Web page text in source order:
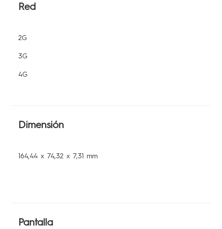
Red
2G
3G
4G
Dimensión
164,44 x 74,32 x 7,31 mm
Pantalla